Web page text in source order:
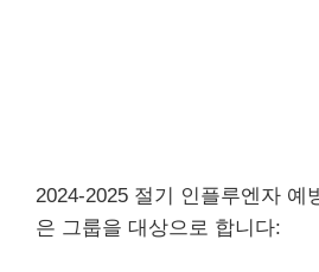
2024-2025 절기 인플루엔자 예
은 그룹을 대상으로 합니다: